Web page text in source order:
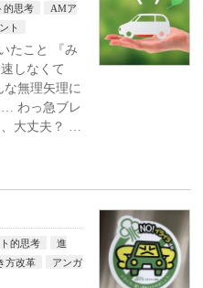
的思考
AMア
ト
たこと 『み
しなくて
無理矢理に
… わっ急ブレ
大丈夫？ …
的思考
進
方改革
アンガ